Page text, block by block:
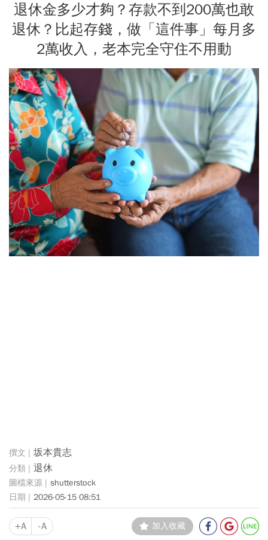
退休金多少才夠？存款不到200萬也敢
退休？比起存錢，做「這件事」每月多
2萬收入，老本完全守住不用動
坂本貴志
退休
shutterstock
2026-05-15 08:51
+A -A 加入收藏